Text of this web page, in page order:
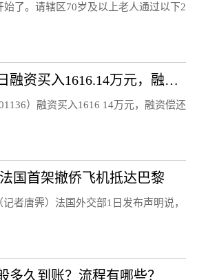
始了。请辖区70岁及以上老人通过以下2
招标股份：8月1日融资买入1616.14万元，融资融券余额8902.62万元
）融资买入1616 14万元，融资偿还
国首架撤侨飞机抵达巴黎
者唐霁）法国外交部1日发布声明说，
多久到账？流程有哪些？